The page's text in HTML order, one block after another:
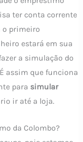
ter conta corrente
o primeiro
estará em sua
a simulação do
assim que funciona
para simular
ir até a loja.
da Colombo?